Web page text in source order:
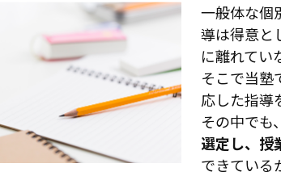
一般体な個
導は得意と
に離れてい
そこで当塾
応した指導
その中でも、
選定し、授
できている